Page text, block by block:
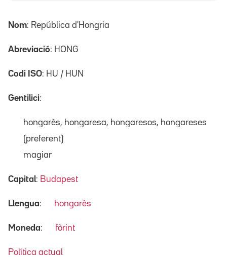
Nom: República d'Hongria
Abreviació: HONG
Codi ISO: HU / HUN
Gentilici:
hongarès, hongaresa, hongaresos, hongareses
(preferent)
magiar
Capital: Budapest
Llengua: hongarès
Moneda: fòrint
Política actual